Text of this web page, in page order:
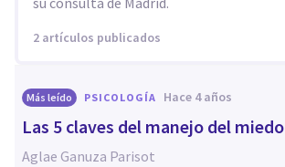
2 artículos publicados
Más leído PSICOLOGÍA hace 4 años
Las 5 claves del manejo del miedo
Aglae Ganuza Parisot